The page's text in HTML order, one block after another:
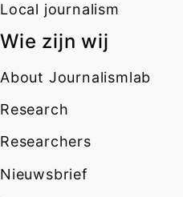
Local journalism
Wie zijn wij
About Journalismlab
Research
Researchers
Nieuwsbrief